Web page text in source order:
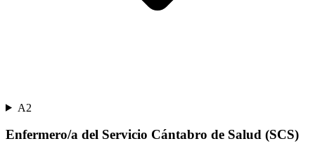
A2
Enfermero/a del Servicio Cántabro de Salud (SCS)